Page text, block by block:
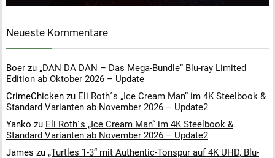
Neueste Kommentare
Boer zu „DAN DA DAN – Das Mega-Bundle“ Blu-ray Limited
Edition ab Oktober 2026 – Update
CrimeChicken zu Eli Roth´s „Ice Cream Man“ im 4K Steelbook &
Standard Varianten ab November 2026 – Update2
Yanko zu Eli Roth´s „Ice Cream Man“ im 4K Steelbook &
Standard Varianten ab November 2026 – Update2
James zu „Turtles 1-3“ mit Authentic-Tonspur auf 4K UHD, Blu-